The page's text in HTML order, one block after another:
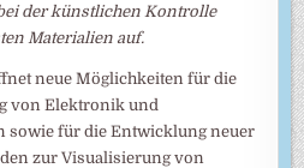
der künstlichen Kontrolle
Materialien auf.
neue Möglichkeiten für die
von Elektronik und
für die Entwicklung neuer
zur Visualisierung von